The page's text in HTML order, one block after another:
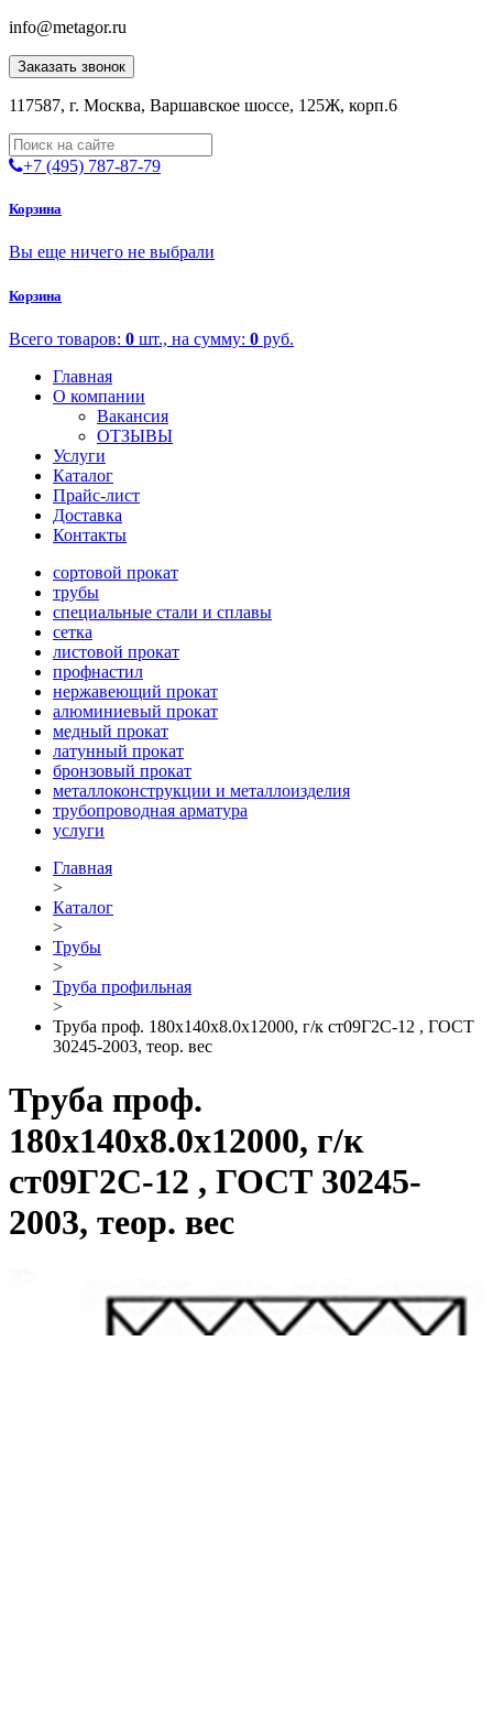
info@metagor.ru
Заказать звонок
117587, г. Москва, Варшавское шоссе, 125Ж, корп.6
+7 (495) 787-87-79
Корзина
Вы еще ничего не выбрали
Корзина
Всего товаров: 0 шт., на сумму: 0 руб.
Главная
О компании
Вакансия
ОТЗЫВЫ
Услуги
Каталог
Прайс-лист
Доставка
Контакты
сортовой прокат
трубы
специальные стали и сплавы
сетка
листовой прокат
профнастил
нержавеющий прокат
алюминиевый прокат
медный прокат
латунный прокат
бронзовый прокат
металлоконструкции и металлоизделия
трубопроводная арматура
услуги
Главная
>
Каталог
>
Трубы
>
Труба профильная
>
Труба проф. 180х140х8.0х12000, г/к ст09Г2С-12 , ГОСТ
30245-2003, теор. вес
Труба проф.
180х140х8.0х12000, г/к
ст09Г2С-12 , ГОСТ 30245-
2003, теор. вес